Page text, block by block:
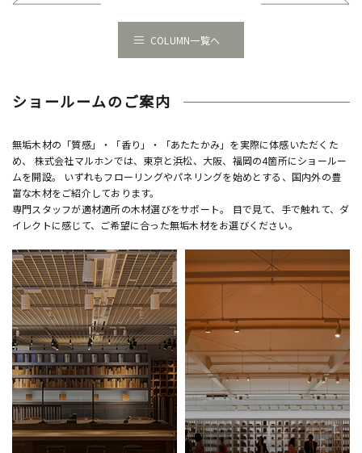
COLUMN一覧へ
ショールームのご案内
無垢木材の「質感」・「香り」・「あたたかみ」を実際に体感いただくた
め、 株式会社マルホンでは、東京と浜松、大阪、福岡の4箇所にショールー
ムを開設。 いずれもフローリングやパネリングを始めとする、国内外の豊
富な木材をご紹介しております。
専門スタッフが適材適所の木材選びをサポート。 目で見て、手で触れて、ダ
イレクトに感じて、ご希望に合った無垢木材をお選びください。